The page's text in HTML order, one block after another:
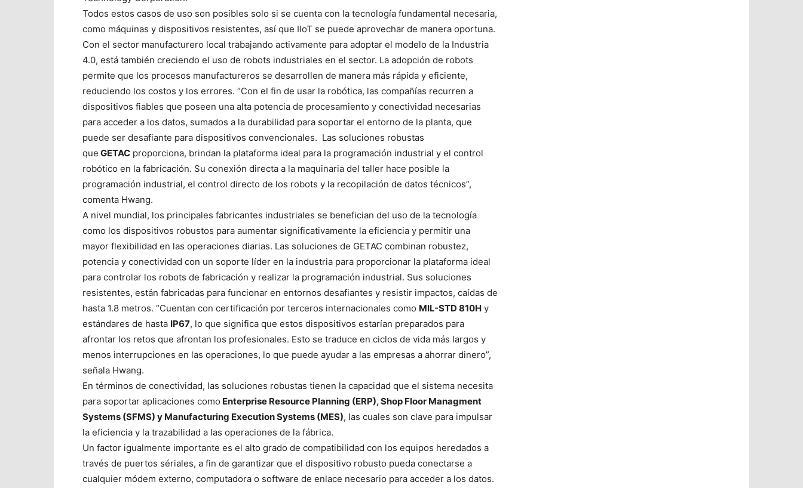
Todos estos casos de uso son posibles solo si se cuenta con la tecnología fundamental necesaria,
como máquinas y dispositivos resistentes, así que IloT se puede aprovechar de manera oportuna.
Con el sector manufacturero local trabajando activamente para adoptar el modelo de la Industria
4.0, está también creciendo el uso de robots industriales en el sector. La adopción de robots
permite que los procesos manufactureros se desarrollen de manera más rápida y eficiente,
reduciendo los costos y los errores. “Con el fin de usar la robótica, las compañías recurren a
dispositivos fiables que poseen una alta potencia de procesamiento y conectividad necesarias
para acceder a los datos, sumados a la durabilidad para soportar el entorno de la planta, que
puede ser desafiante para dispositivos convencionales. Las soluciones robustas
que GETAC proporciona, brindan la plataforma ideal para la programación industrial y el control
robótico en la fabricación. Su conexión directa a la maquinaria del taller hace posible la
programación industrial, el control directo de los robots y la recopilación de datos técnicos”,
comenta Hwang.
A nivel mundial, los principales fabricantes industriales se benefician del uso de la tecnología
como los dispositivos robustos para aumentar significativamente la eficiencia y permitir una
mayor flexibilidad en las operaciones diarias. Las soluciones de GETAC combinan robustez,
potencia y conectividad con un soporte líder en la industria para proporcionar la plataforma ideal
para controlar los robots de fabricación y realizar la programación industrial. Sus soluciones
resistentes, están fabricadas para funcionar en entornos desafiantes y resistir impactos, caídas de
hasta 1.8 metros. “Cuentan con certificación por terceros internacionales como MIL-STD 810H y
estándares de hasta IP67, lo que significa que estos dispositivos estarían preparados para
afrontar los retos que afrontan los profesionales. Esto se traduce en ciclos de vida más largos y
menos interrupciones en las operaciones, lo que puede ayudar a las empresas a ahorrar dinero”,
señala Hwang.
En términos de conectividad, las soluciones robustas tienen la capacidad que el sistema necesita
para soportar aplicaciones como Enterprise Resource Planning (ERP), Shop Floor Managment
Systems (SFMS) y Manufacturing Execution Systems (MES), las cuales son clave para impulsar
la eficiencia y la trazabilidad a las operaciones de la fábrica.
Un factor igualmente importante es el alto grado de compatibilidad con los equipos heredados a
través de puertos sériales, a fin de garantizar que el dispositivo robusto pueda conectarse a
cualquier módem externo, computadora o software de enlace necesario para acceder a los datos.